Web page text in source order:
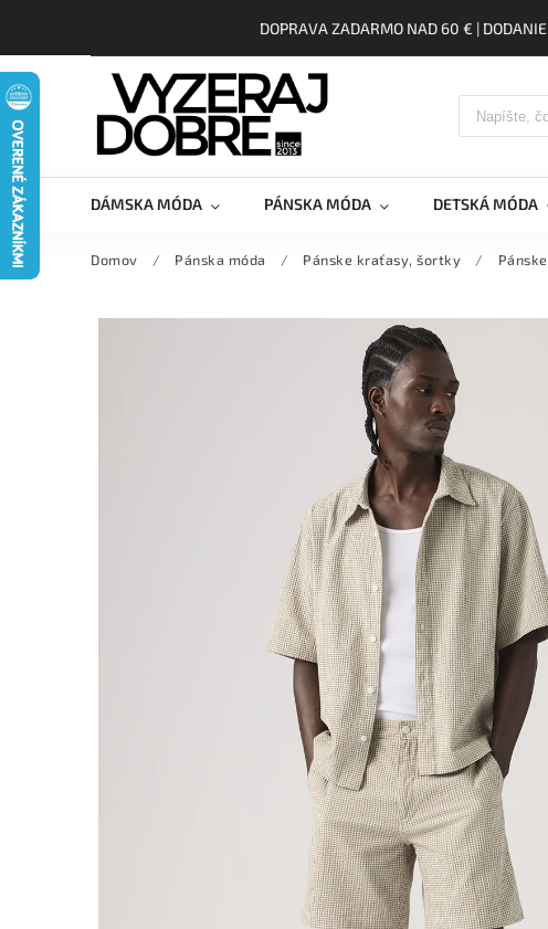
DOPRAVA ZADARMO NAD 60 € |
DÁMSKA MÓDA PÁNSKA MÓDA DETSKÁ MÓDA
Domov / Pánska móda / Pánske kraťasy, šortky /